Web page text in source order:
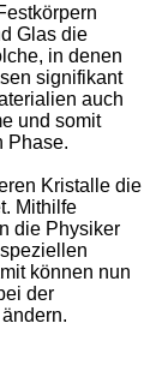
Glas die
in denen
signifikant
auch
und somit
Phase.
Kristalle die
Mithilfe
die Physiker
können nun
der